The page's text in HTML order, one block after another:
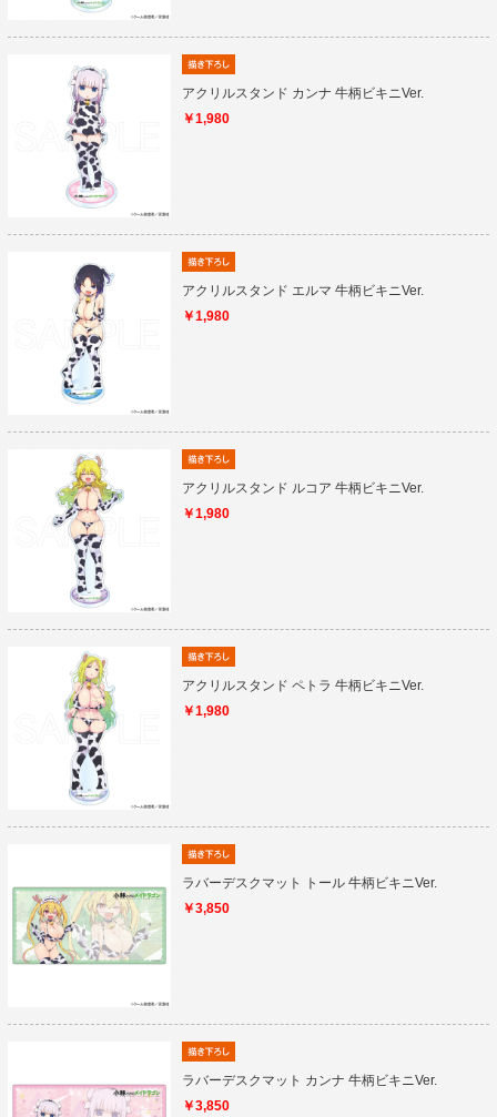
アクリルスタンド カンナ 牛柄ビキニVer.
￥1,980
アクリルスタンド エルマ 牛柄ビキニVer.
￥1,980
アクリルスタンド ルコア 牛柄ビキニVer.
￥1,980
アクリルスタンド ペトラ 牛柄ビキニVer.
￥1,980
ラバーデスクマット トール 牛柄ビキニVer.
￥3,850
ラバーデスクマット カンナ 牛柄ビキニVer.
￥3,850